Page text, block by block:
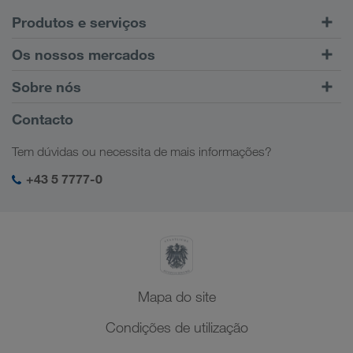
Produtos e serviços
Transporte rodoviário
Portal do cliente CONNECT
Soluções digitais
Soluções sectoriais
Os nossos mercados
Europa
Cáucaso
Ásia Central
Médio Oriente
Sobre nós
Informações Empresariais
Responsabilidade social
SHEQ-Management
Contacto
Tem dúvidas ou necessita de mais informações?
+43 5 7777-0
Mapa do site
Condições de utilização